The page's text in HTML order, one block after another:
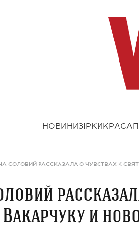
НОВИНИ ЗІРКИ КРАСА
СОЛОВИЙ РАССКАЗАЛА О ЧУВСТВАХ К
и